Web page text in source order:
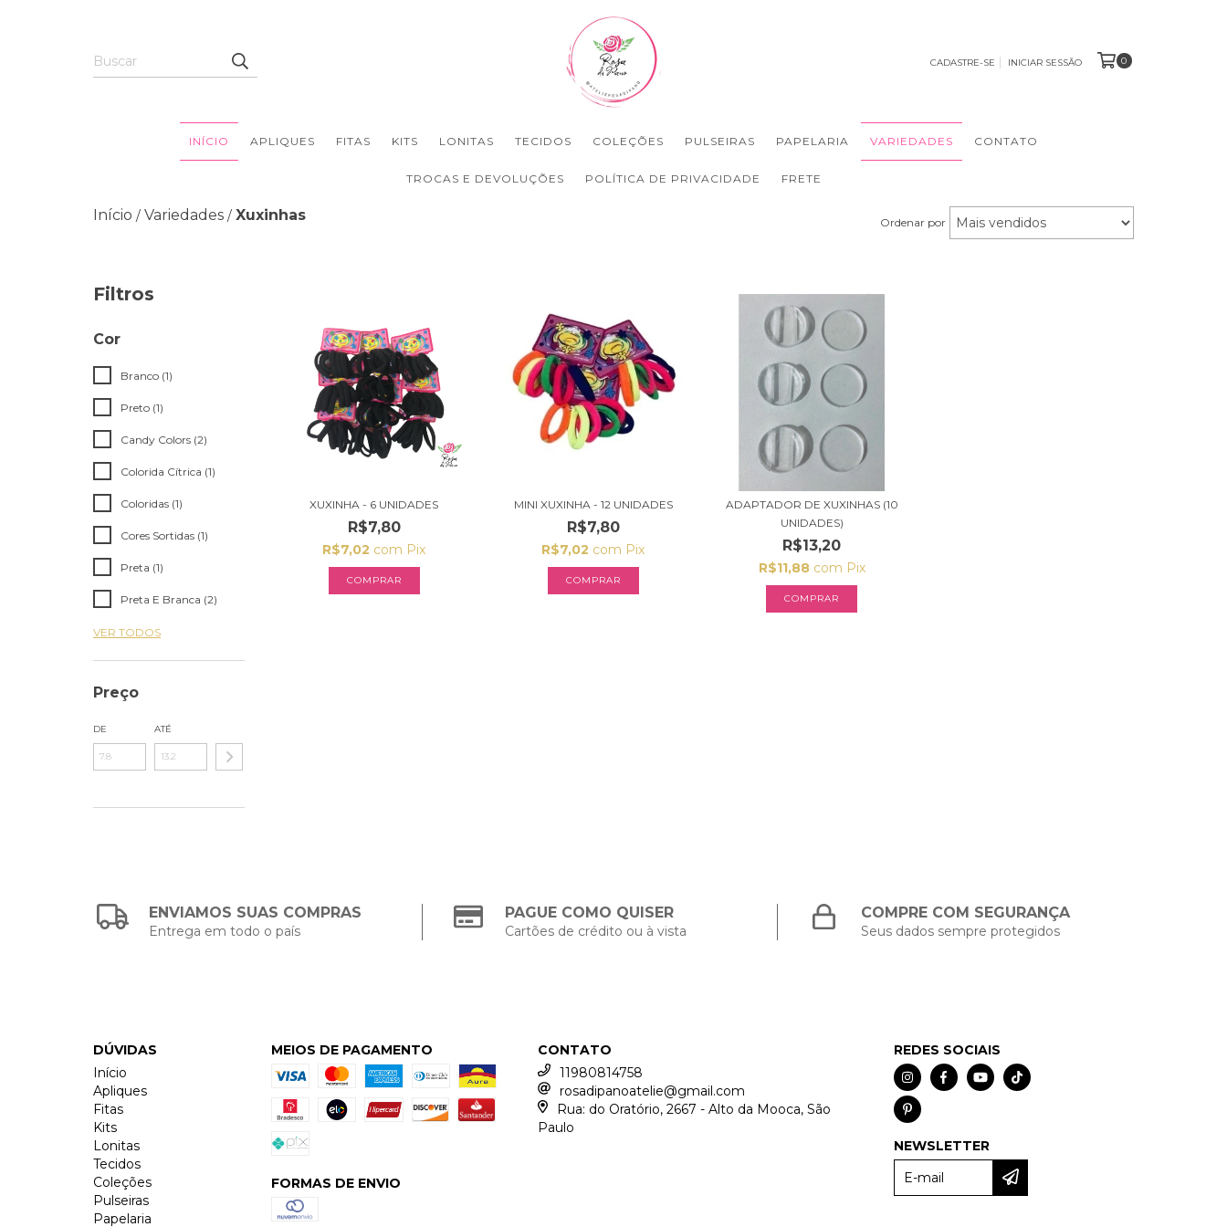
CADASTRE-SE INICIAR SESSÃO 0
INÍCIO APLIQUES FITAS KITS LONITAS TECIDOS COLEÇÕES PULSEIRAS PAPELARIA VARIEDADES CONTATO
TROCAS E DEVOLUÇÕES POLÍTICA DE PRIVACIDADE FRETE
Início / Variedades / Xuxinhas Ordenar por
Filtros
Cor
Branco (1)
Preto (1)
Candy Colors (2)
Colorida Cítrica (1)
Coloridas (1)
Cores Sortidas (1)
Preta (1)
Preta E Branca (2)
VER TODOS
Preço
DE ATÉ
XUXINHA - 6 UNIDADES
R$7,80
R$7,02 com Pix
COMPRAR
MINI XUXINHA - 12 UNIDADES
R$7,80
R$7,02 com Pix
COMPRAR
ADAPTADOR DE XUXINHAS (10
UNIDADES)
R$13,20
R$11,88 com Pix
ENVIAMOS SUAS COMPRAS
Entrega em todo o país
PAGUE COMO QUISER
Cartões de crédito ou à vista
COMPRE COM SEGURANÇA
Seus dados sempre protegidos
DÚVIDAS
Início
Apliques
Fitas
Kits
Lonitas
Tecidos
Coleções
Pulseiras
Papelaria
MEIOS DE PAGAMENTO
FORMAS DE ENVIO
CONTATO
11980814758
rosadipanoatelie@gmail.com
Rua: do Oratório, 2667 - Alto da Mooca, São
Paulo
REDES SOCIAIS
NEWSLETTER